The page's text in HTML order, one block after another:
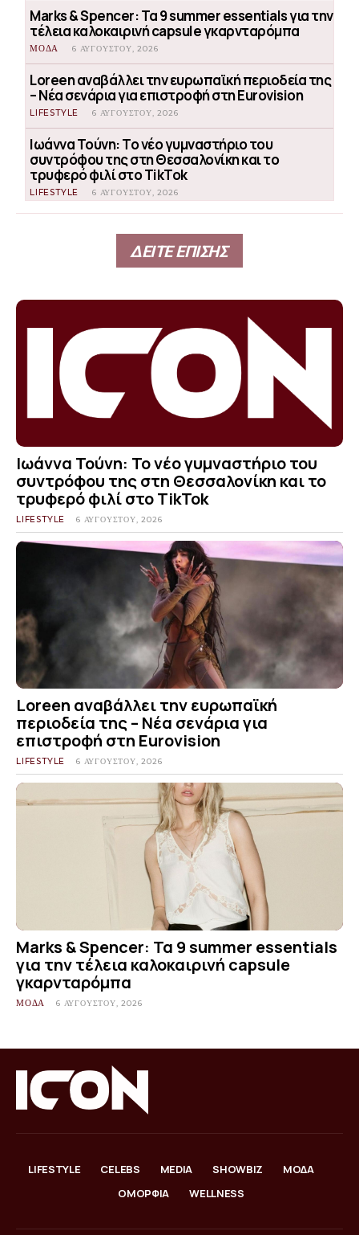
Marks & Spencer: Τα 9 summer essentials για την
τέλεια καλοκαιρινή capsule γκαρνταρόμπα
ΜΟΔΑ 6 ΑΥΓΟΎΣΤΟΥ, 2026
Loreen αναβάλλει την ευρωπαϊκή περιοδεία της
– Νέα σενάρια για επιστροφή στη Eurovision
LIFESTYLE 6 ΑΥΓΟΎΣΤΟΥ, 2026
Ιωάννα Τούνη: Το νέο γυμναστήριο του
συντρόφου της στη Θεσσαλονίκη και το
τρυφερό φιλί στο TikTok
LIFESTYLE 6 ΑΥΓΟΎΣΤΟΥ, 2026
ΔΕΙΤΕ ΕΠΙΣΗΣ
Ιωάννα Τούνη: Το νέο γυμναστήριο του
συντρόφου της στη Θεσσαλονίκη και το
τρυφερό φιλί στο TikTok
LIFESTYLE 6 ΑΥΓΟΎΣΤΟΥ, 2026
Loreen αναβάλλει την ευρωπαϊκή
περιοδεία της – Νέα σενάρια για
επιστροφή στη Eurovision
LIFESTYLE 6 ΑΥΓΟΎΣΤΟΥ, 2026
Marks & Spencer: Τα 9 summer essentials
για την τέλεια καλοκαιρινή capsule
γκαρνταρόμπα
ΜΟΔΑ 6 ΑΥΓΟΎΣΤΟΥ, 2026
LIFESTYLE CELEBS MEDIA SHOWBIZ
ΜΟΔΑ
ΟΜΟΡΦΙΑ
WELLNESS